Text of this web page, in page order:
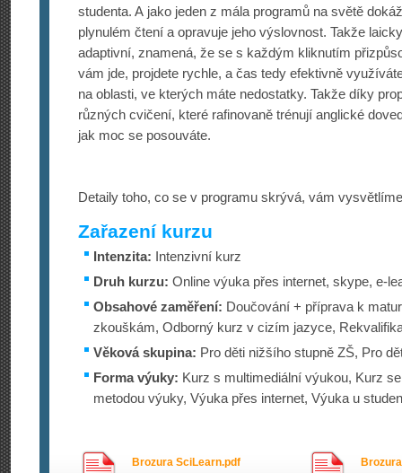
studenta. A jako jeden z mála programů na světě
plynulém čtení a opravuje jeho výslovnost. Takže
adaptivní, znamená, že se s každým kliknutím
vám jde, projdete rychle, a čas tedy efektivně
na oblasti, ve kterých máte nedostatky. Takže díky
různých cvičení, které rafinovaně trénují anglické
jak moc se posouváte.
Detaily toho, co se v programu skrývá, vám
Zařazení kurzu
Intenzita: Intenzivní kurz
Druh kurzu: Online výuka přes internet, skype, e-
Obsahové zaměření: Doučování + příprava k
zkouškám, Odborný kurz v cizím jazyce,
Věková skupina: Pro děti nižšího stupně ZŠ, Pro
Forma výuky: Kurz s multimediální výukou, Kurz
metodou výuky, Výuka přes internet, Výuka u
Brozura SciLearn.pdf